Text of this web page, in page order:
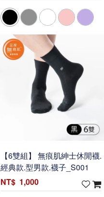
【6雙組】 無痕肌紳士休閒襪.
經典款.型男款.襪子_S001
1,000